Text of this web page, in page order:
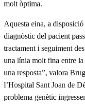
molt òptima.
Aquesta eina, a
diagnòstic del pacient
tractament i seguiment
una línia molt fina entre
una resposta”, valora
l’Hospital Sant Joan de
problema genètic